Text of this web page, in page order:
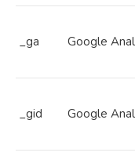
_ga Google
_gid Google